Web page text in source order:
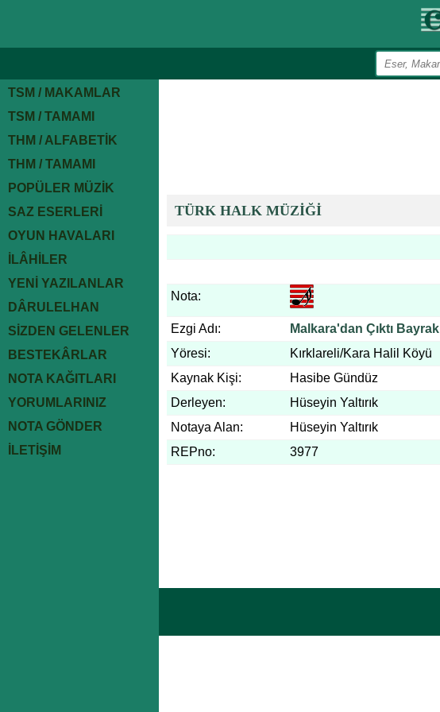
TSM / MAKAMLAR
TSM / TAMAMI
THM / ALFABETİK
THM / TAMAMI
POPÜLER MÜZİK
SAZ ESERLERİ
OYUN HAVALARI
İLÂHİLER
YENİ YAZILANLAR
DÂRULELHAN
SİZDEN GELENLER
BESTEKÂRLAR
NOTA KAĞITLARI
YORUMLARINIZ
NOTA GÖNDER
İLETİŞİM
TÜRK HALK MÜZİĞİ
Nota:
Ezgi Adı:
Malkara'dan Çıktı Bayrak
Yöresi:
Kırklareli/Kara Halil Köyü
Kaynak Kişi:
Hasibe Gündüz
Derleyen:
Hüseyin Yaltırık
Notaya Alan:
Hüseyin Yaltırık
REPno:
3977